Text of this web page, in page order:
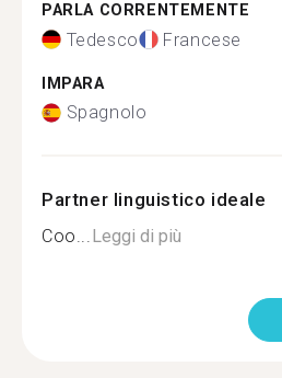
PARLA CORRENTEMENTE
Tedesco Francese
IMPARA
Spagnolo
Partner linguistico ideale
Coo...Leggi di più